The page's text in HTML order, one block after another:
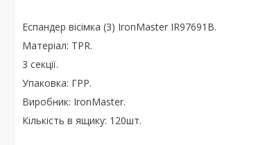
Еспандер вісімка (3) IronMaster IR97691B.
Матеріал: TPR.
3 секції.
Упаковка: ГРР.
Виробник: IronMaster.
Кількість в ящику: 120шт.